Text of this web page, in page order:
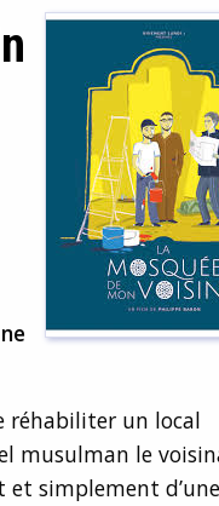
réhabiliter un local
musulman le
et simplement d’une